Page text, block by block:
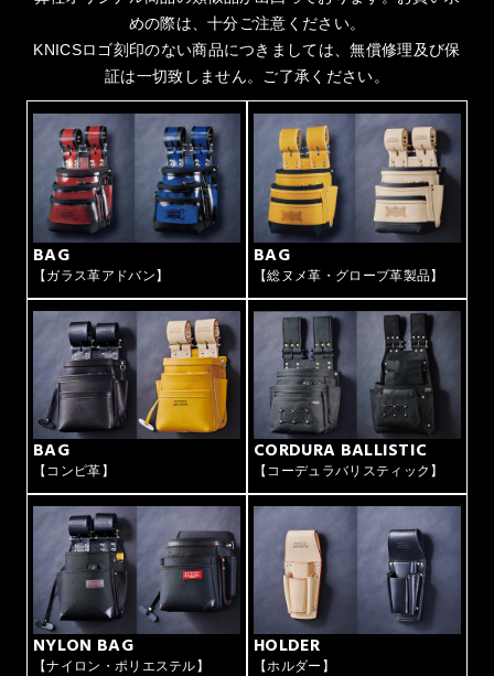
めの際は、十分ご注意ください。
KNICSロゴ刻印のない商品につきましては、無償修理及び保
証は一切致しません。ご了承ください。
BAG
【ガラス革アドバン】
BAG
【総ヌメ革・グローブ革製品】
BAG
【コンピ革】
CORDURA BALLISTIC
【コーデュラバリスティック】
NYLON BAG
【ナイロン・ポリエステル】
HOLDER
【ホルダー】